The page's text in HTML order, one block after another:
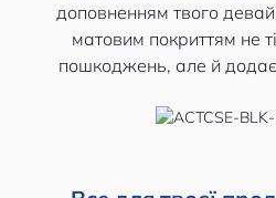
доповненням твого
матовим покриттям не
пошкоджень, але й